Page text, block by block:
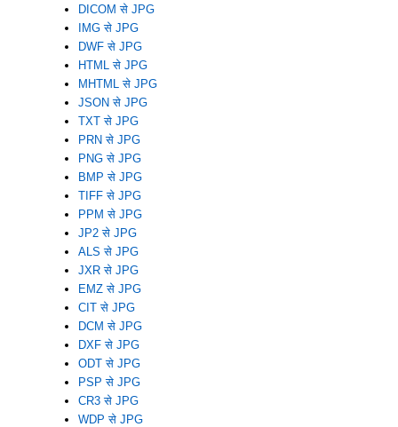
DICOM से JPG
IMG से JPG
DWF से JPG
HTML से JPG
MHTML से JPG
JSON से JPG
TXT से JPG
PRN से JPG
PNG से JPG
BMP से JPG
TIFF से JPG
PPM से JPG
JP2 से JPG
ALS से JPG
JXR से JPG
EMZ से JPG
CIT से JPG
DCM से JPG
DXF से JPG
ODT से JPG
PSP से JPG
CR3 से JPG
WDP से JPG